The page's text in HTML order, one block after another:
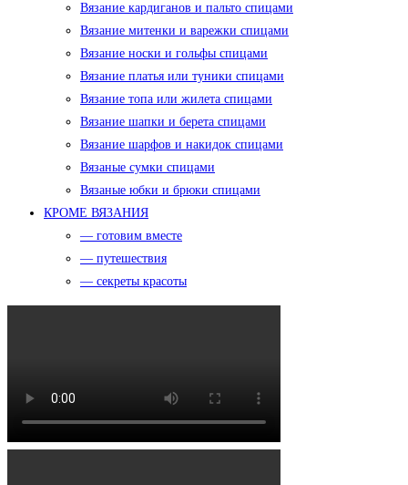
Вязание кардиганов и пальто спицами
Вязание митенки и варежки спицами
Вязание носки и гольфы спицами
Вязание платья или туники спицами
Вязание топа или жилета спицами
Вязание шапки и берета спицами
Вязание шарфов и накидок спицами
Вязаные сумки спицами
Вязаные юбки и брюки спицами
КРОМЕ ВЯЗАНИЯ
— готовим вместе
— путешествия
— секреты красоты